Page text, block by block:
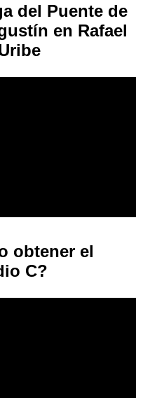
del Puente de
en Rafael
obtener el
C?